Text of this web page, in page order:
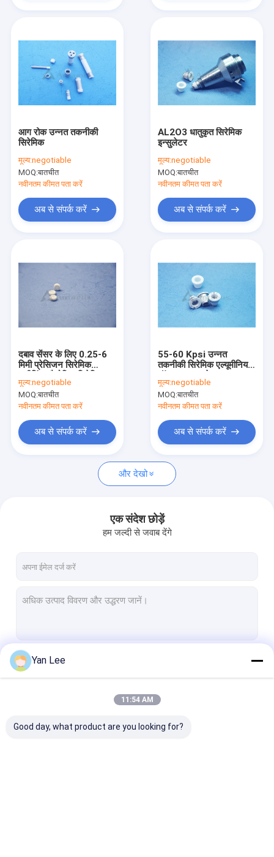
उत्पादों
हमारे बारे में
संपर्क करें
एक उद्धरण की विनती करे
एल्यूमिना सिरेमिक अवयव
एल्यूमिना सिरेमिक इन्सुलेटर
उन्नत तकनीकी सिरेमिक
सिरेमिक कनेक्टर ब्लॉक
आग रोक उन्नत तकनीकी
सिरेमिक
मूल्य:negotiable
MOQ:बातचीत
नवीनतम कीमत पता करें
अब से संपर्क करें
AL2O3 धातुकृत सिरेमिक
इन्सुलेटर
मूल्य:negotiable
MOQ:बातचीत
नवीनतम कीमत पता करें
अब से संपर्क करें
दबाव सेंसर के लिए 0.25-6
मिमी प्रेसिजन सिरेमिक
उत्पाद
मूल्य:negotiable
MOQ:बातचीत
नवीनतम कीमत पता करें
अब से संपर्क करें
55-60 Kpsi उन्नत
तकनीकी सिरेमिक एल्यूमीनियम
ISO14001
मूल्य:negotiable
MOQ:बातचीत
नवीनतम कीमत पता करें
अब से संपर्क करें
और देखो
एक संदेश छोड़ें
हम जल्दी से जवाब देंगे
Yan Lee
11:54 AM
Good day, what product are you looking for?